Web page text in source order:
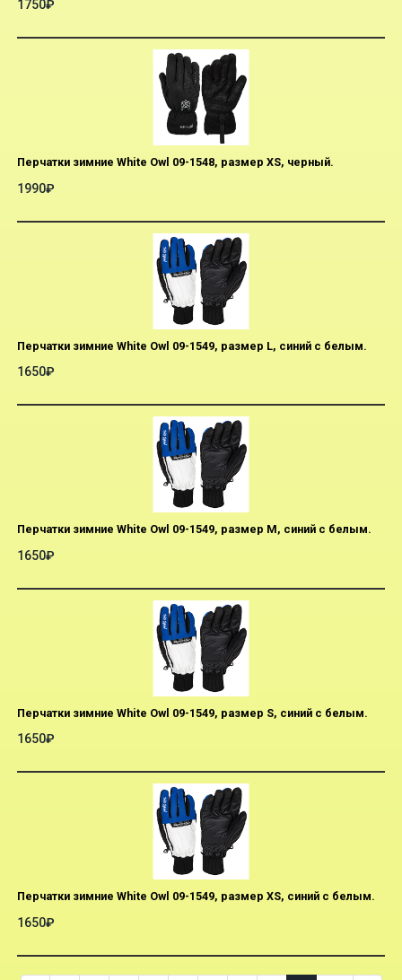
1750₽
Перчатки зимние White Owl 09-1548, размер XS, черный.
1990₽
Перчатки зимние White Owl 09-1549, размер L, синий с белым.
1650₽
Перчатки зимние White Owl 09-1549, размер M, синий с белым.
1650₽
Перчатки зимние White Owl 09-1549, размер S, синий с белым.
1650₽
Перчатки зимние White Owl 09-1549, размер XS, синий с белым.
1650₽